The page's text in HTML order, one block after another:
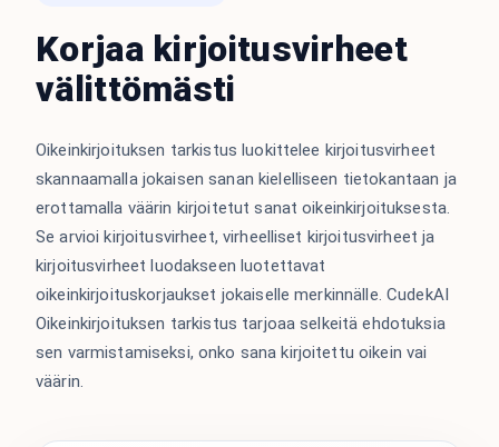
Korjaa kirjoitusvirheet
välittömästi
Oikeinkirjoituksen tarkistus luokittelee kirjoitusvirheet
skannaamalla jokaisen sanan kielelliseen tietokantaan ja
erottamalla väärin kirjoitetut sanat oikeinkirjoituksesta.
Se arvioi kirjoitusvirheet, virheelliset kirjoitusvirheet ja
kirjoitusvirheet luodakseen luotettavat
oikeinkirjoituskorjaukset jokaiselle merkinnälle. CudekAI
Oikeinkirjoituksen tarkistus tarjoaa selkeitä ehdotuksia
sen varmistamiseksi, onko sana kirjoitettu oikein vai
väärin.